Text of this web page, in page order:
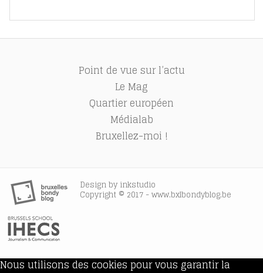
Point de vue sur l’actu
Le Mag
Quartier européen
Médialab
Bruxellez-moi !
Design by inkstudio
Copyright © 2017 - www.bxlbondyblog.be
Nous utilisons des cookies pour vous garantir la